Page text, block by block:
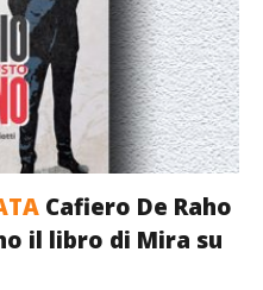
Cafiero De Raho
il libro di Mira su